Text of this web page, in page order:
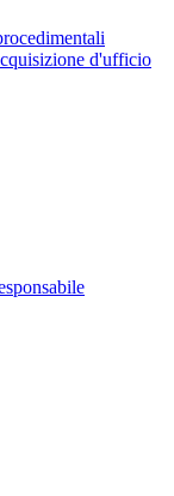
d'ufficio